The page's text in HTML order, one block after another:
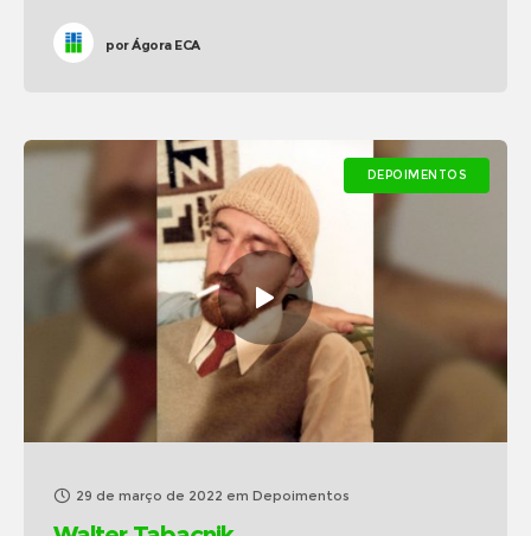
porÁgora ECA
DEPOIMENTOS
29 de março de 2022 em Depoimentos